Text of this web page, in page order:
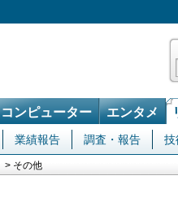
コンピューター エンタメ
業績報告 調査・報告 技
> その他